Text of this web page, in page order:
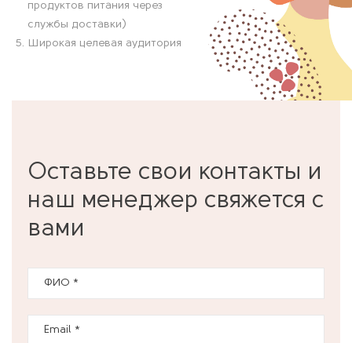
продуктов питания через
службы доставки)
Широкая целевая аудитория
Оставьте свои контакты и
наш менеджер свяжется с
вами